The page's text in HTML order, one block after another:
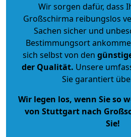
Wir sorgen dafür, dass
Großschirma reibungslos
Sachen sicher und
Bestimmungsort
sich selbst von den
der Qualität. Unsere
Sie garantiert
Wir legen los, wenn Sie so
von Stuttgart nach
Sie!